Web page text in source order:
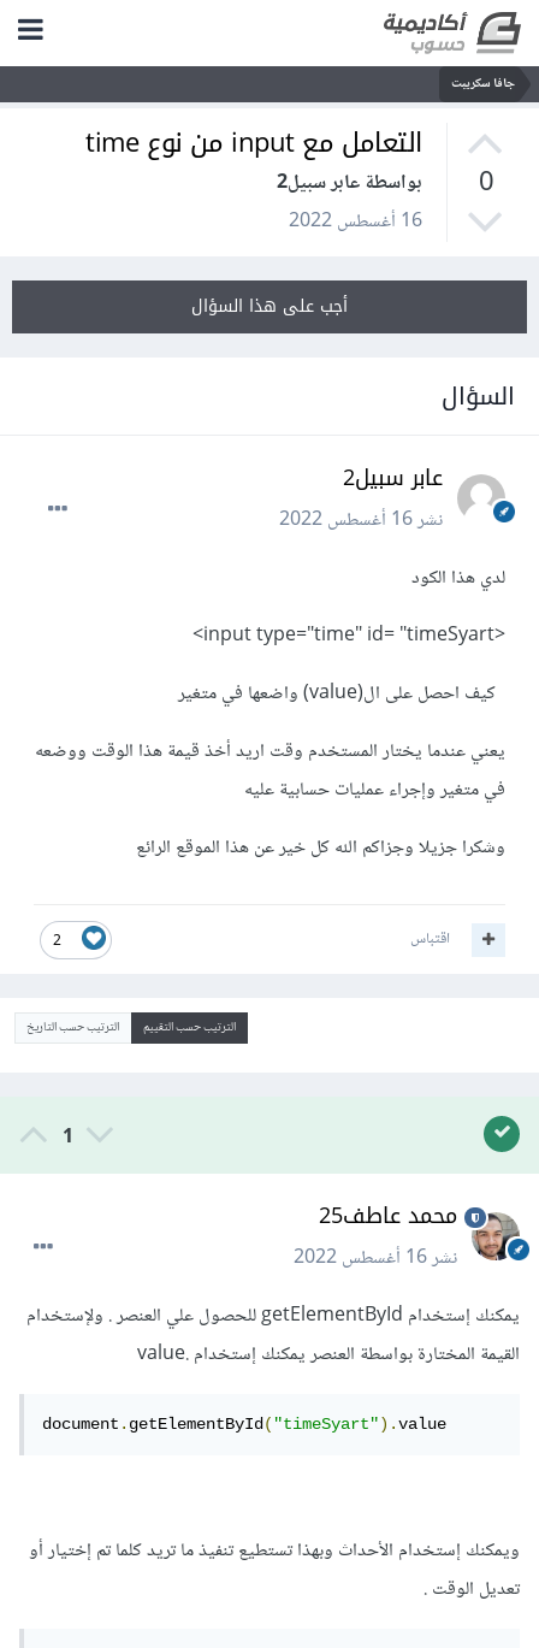
جافا سكريبت
0
التعامل مع input من نوع time
بواسطة عابر سبيل2
16 أغسطس 2022
أجب على هذا السؤال
السؤال
عابر سبيل2
نشر16 أغسطس 2022
لدي هذا الكود
<input type="time" id= "timeSyart>
كيف احصل على ال(value) واضعها في متغير
يعني عندما يختار المستخدم وقت اريد أخذ قيمة هذا الوقت ووضعه
في متغير وإجراء عمليات حسابية عليه
وشكرا جزيلا وجزاكم الله كل خير عن هذا الموقع الرائع
2 اقتباس
الترتيب حسب التقييم الترتيب حسب التاريخ
1
محمد عاطف25
نشر16 أغسطس 2022
يمكنك إستخدام getElementById للحصول علي العنصر . ولإستخدام
القيمة المختارة بواسطة العنصر يمكنك إستخدام .value
document.getElementById("timeSyart").value
ويمكنك إستخدام الأحداث وبهذا تستطيع تنفيذ ما تريد كلما تم إختيار أو
تعديل الوقت .